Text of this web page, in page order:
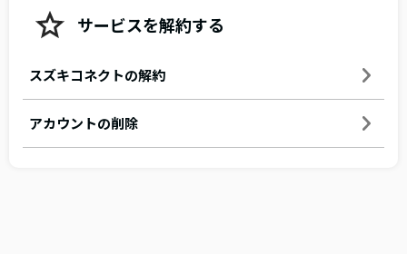
サービスを解約する
スズキコネクトの解約
アカウントの削除